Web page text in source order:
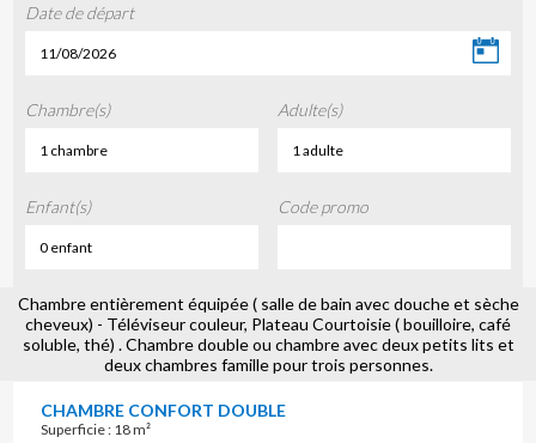
Date de départ
11/08/2026
Chambre(s)
1 chambre
Adulte(s)
1 adulte
Enfant(s)
0 enfant
Code promo
Chambre entièrement équipée ( salle de bain avec douche et sèche
cheveux) - Téléviseur couleur, Plateau Courtoisie ( bouilloire, café
soluble, thé) . Chambre double ou chambre avec deux petits lits et
deux chambres famille pour trois personnes.
CHAMBRE CONFORT DOUBLE
Superficie : 18 m²